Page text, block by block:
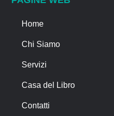
Home
Chi Siamo
Servizi
Casa del Libro
Contatti